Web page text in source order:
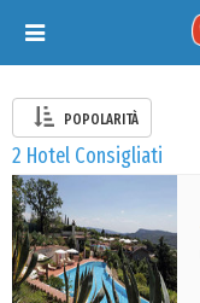
Toggle
navigation
POPOLARITÀ
2 Hotel Consigliati